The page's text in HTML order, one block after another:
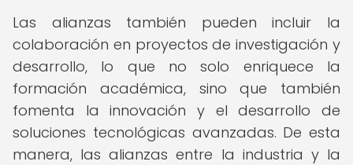
Las alianzas también pueden incluir la
colaboración en proyectos de investigación y
desarrollo, lo que no solo enriquece la
formación académica, sino que también
fomenta la innovación y el desarrollo de
soluciones tecnológicas avanzadas. De esta
manera, las alianzas entre la industria y la